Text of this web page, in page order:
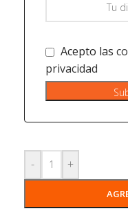
Acepto las
privacidad
- +